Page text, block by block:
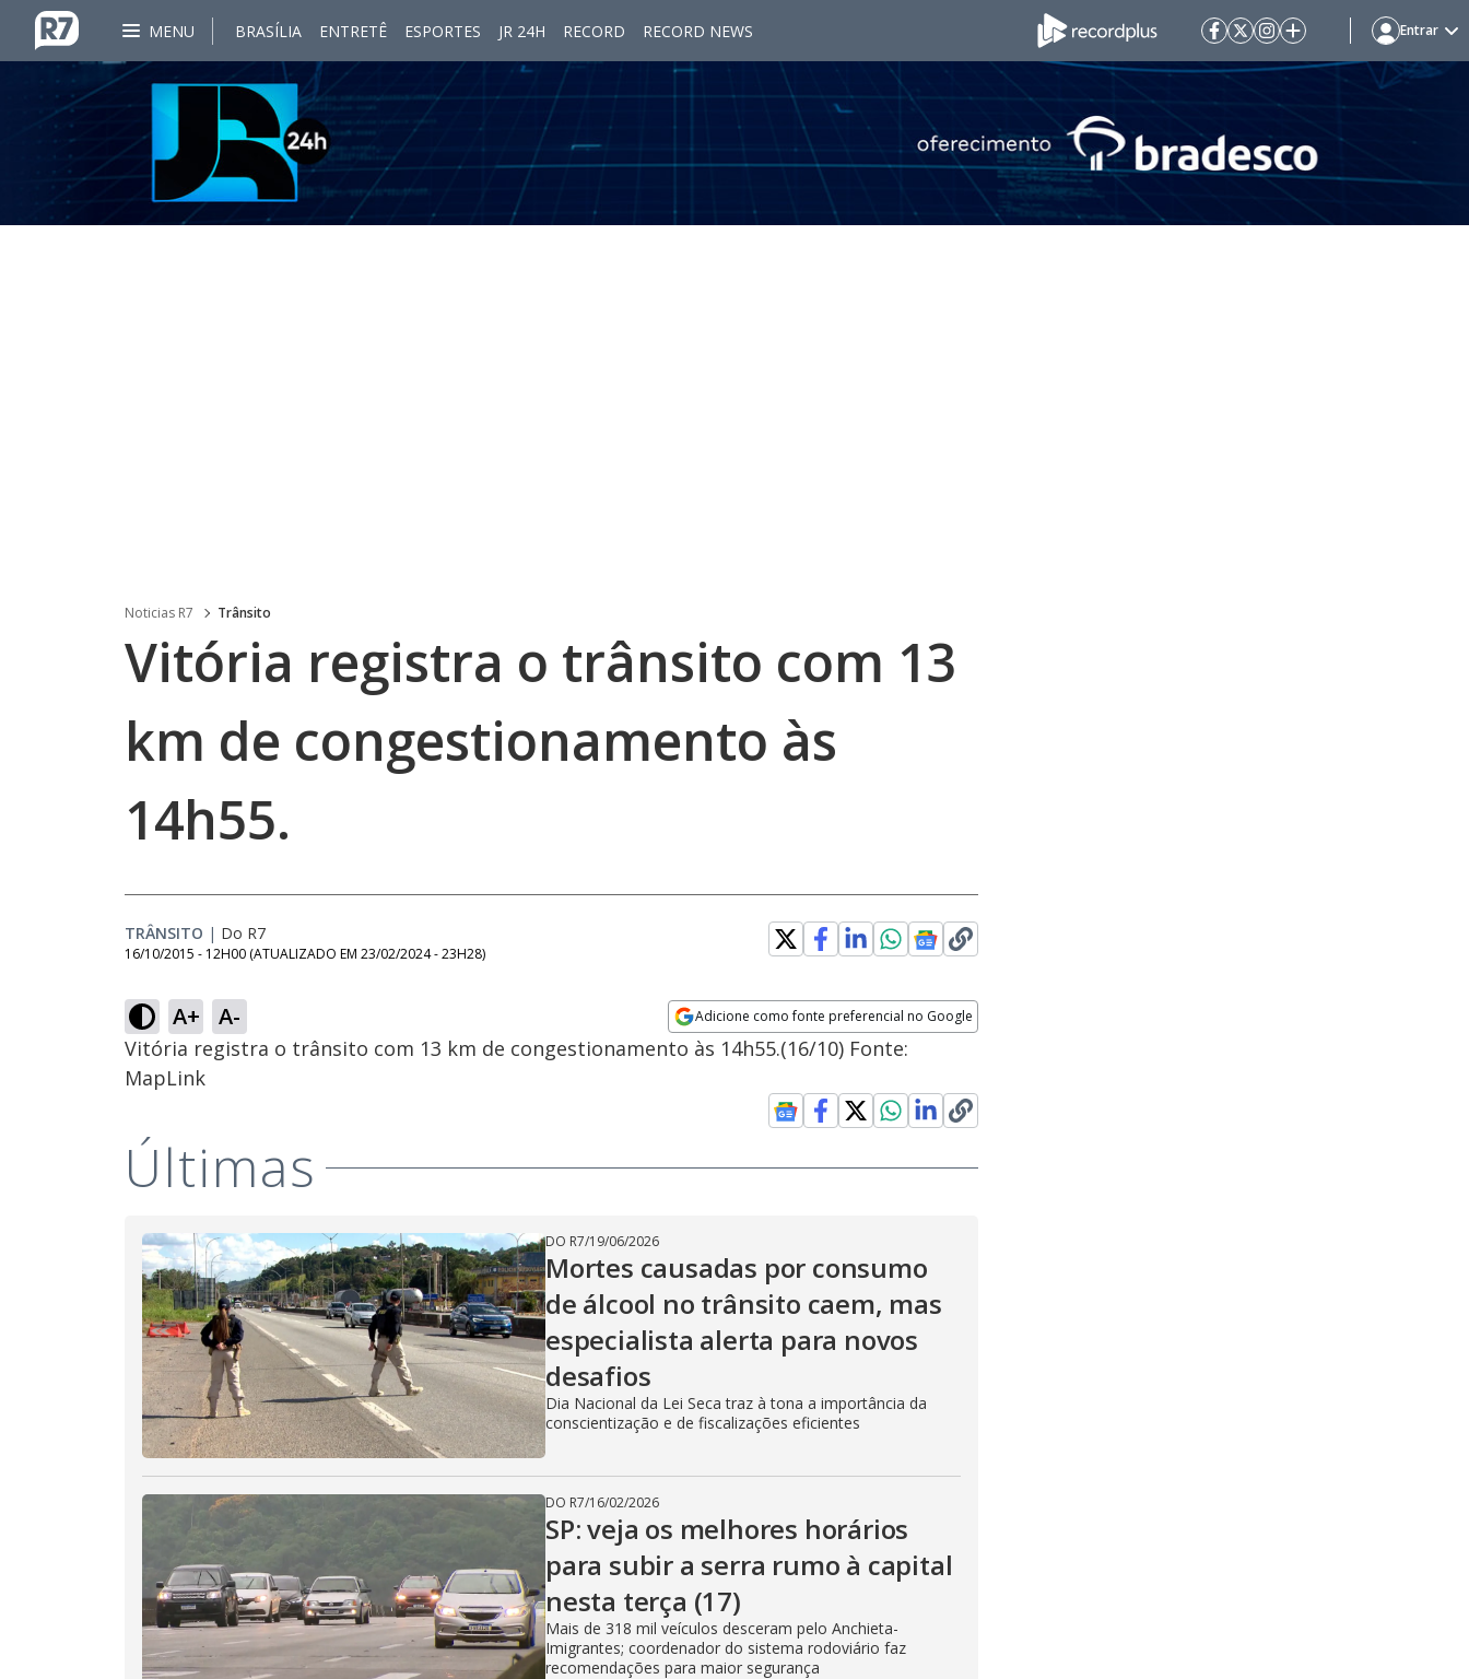
MENU BRASÍLIA ENTRETÊ ESPORTES JR 24H RECORD RECORD NEWS Entrar
Noticias R7 Trânsito
Vitória registra o trânsito com 13
km de congestionamento às
14h55.
TRÂNSITO | Do R7
16/10/2015 - 12H00 (ATUALIZADO EM 23/02/2024 - 23H28)
A+ A- Adicione como fonte preferencial no Google
Opens in new window
Vitória registra o trânsito com 13 km de congestionamento às 14h55.(16/10) Fonte:
MapLink
Últimas
DO R7/19/06/2026
Mortes causadas por consumo
de álcool no trânsito caem, mas
especialista alerta para novos
desafios
Dia Nacional da Lei Seca traz à tona a importância da
conscientização e de fiscalizações eficientes
DO R7/16/02/2026
SP: veja os melhores horários
para subir a serra rumo à capital
nesta terça (17)
Mais de 318 mil veículos desceram pelo Anchieta-
Imigrantes; coordenador do sistema rodoviário faz
recomendações para maior segurança